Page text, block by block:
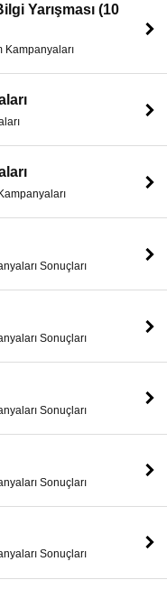
Yarışması (10
Kampanyaları
Sonuçları
Sonuçları
Sonuçları
Sonuçları
Sonuçları